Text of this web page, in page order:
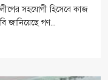
সহযোগী হিসেবে কাজ
জানিয়েছে গণ...